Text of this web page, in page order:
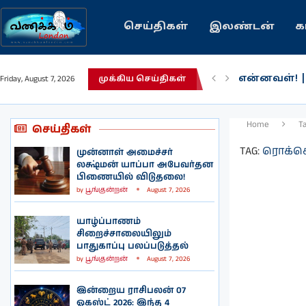
செய்திகள் இலண்டன்
Friday, August 7, 2026 முக்கிய செய்திகள்
என்னவள்! |
செய்திகள்
முன்னாள் அமைச்சர்
லக்ஷ்மன் யாப்பா அபேவர்தன
பிணையில் விடுதலை!
by பூங்குன்றன் August 7, 2026
யாழ்ப்பாணம்
சிறைச்சாலையிலும்
பாதுகாப்பு பலப்படுத்தல்
by பூங்குன்றன் August 7, 2026
இன்றைய ராசிபலன் 07
ஓகஸ்ட் 2026: இந்த 4
Home
TAG: